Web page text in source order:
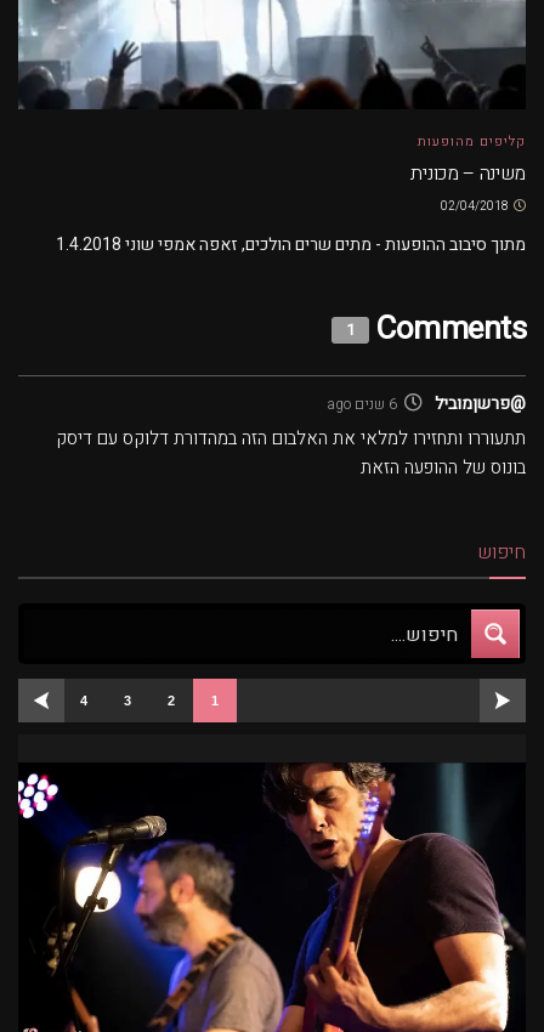
קליפים מהופעות
משינה – מכונית
מתוך סיבוב ההופעות - מתים שרים הולכים, זאפה אמפי שוני 1.4.2018
Comments
1
@פרשןמוביל 6 שנים ago
תתעוררו ותחזירו למלאי את האלבום הזה במהדורת דלוקס עם דיסק
בונוס של ההופעה הזאת
חיפוש
1
2
3
4